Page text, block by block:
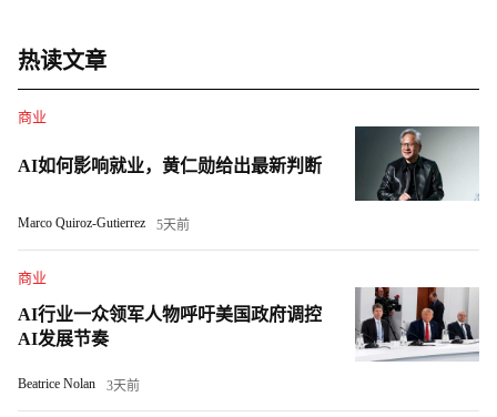
热读文章
商业
AI如何影响就业，黄仁勋给出最新判断
Marco Quiroz-Gutierrez 5天前
商业
AI行业一众领军人物呼吁美国政府调控
AI发展节奏
Beatrice Nolan 3天前